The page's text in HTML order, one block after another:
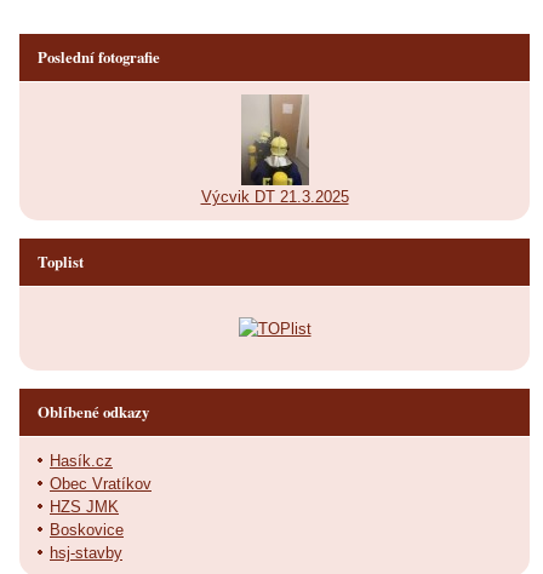
Poslední fotografie
Výcvik DT 21.3.2025
Toplist
Oblíbené odkazy
Hasík.cz
Obec Vratíkov
HZS JMK
Boskovice
hsj-stavby